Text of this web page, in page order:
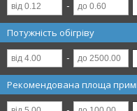
Потужність обігріву
Рекомендована площа